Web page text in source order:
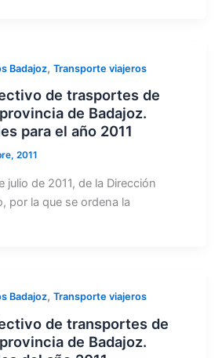
Badajoz, Transporte viajeros
de trasportes de
de Badajoz.
para el año 2011
2011
julio de 2011, de la Dirección
por la que se ordena la
Badajoz, Transporte viajeros
de transportes de
de Badajoz.